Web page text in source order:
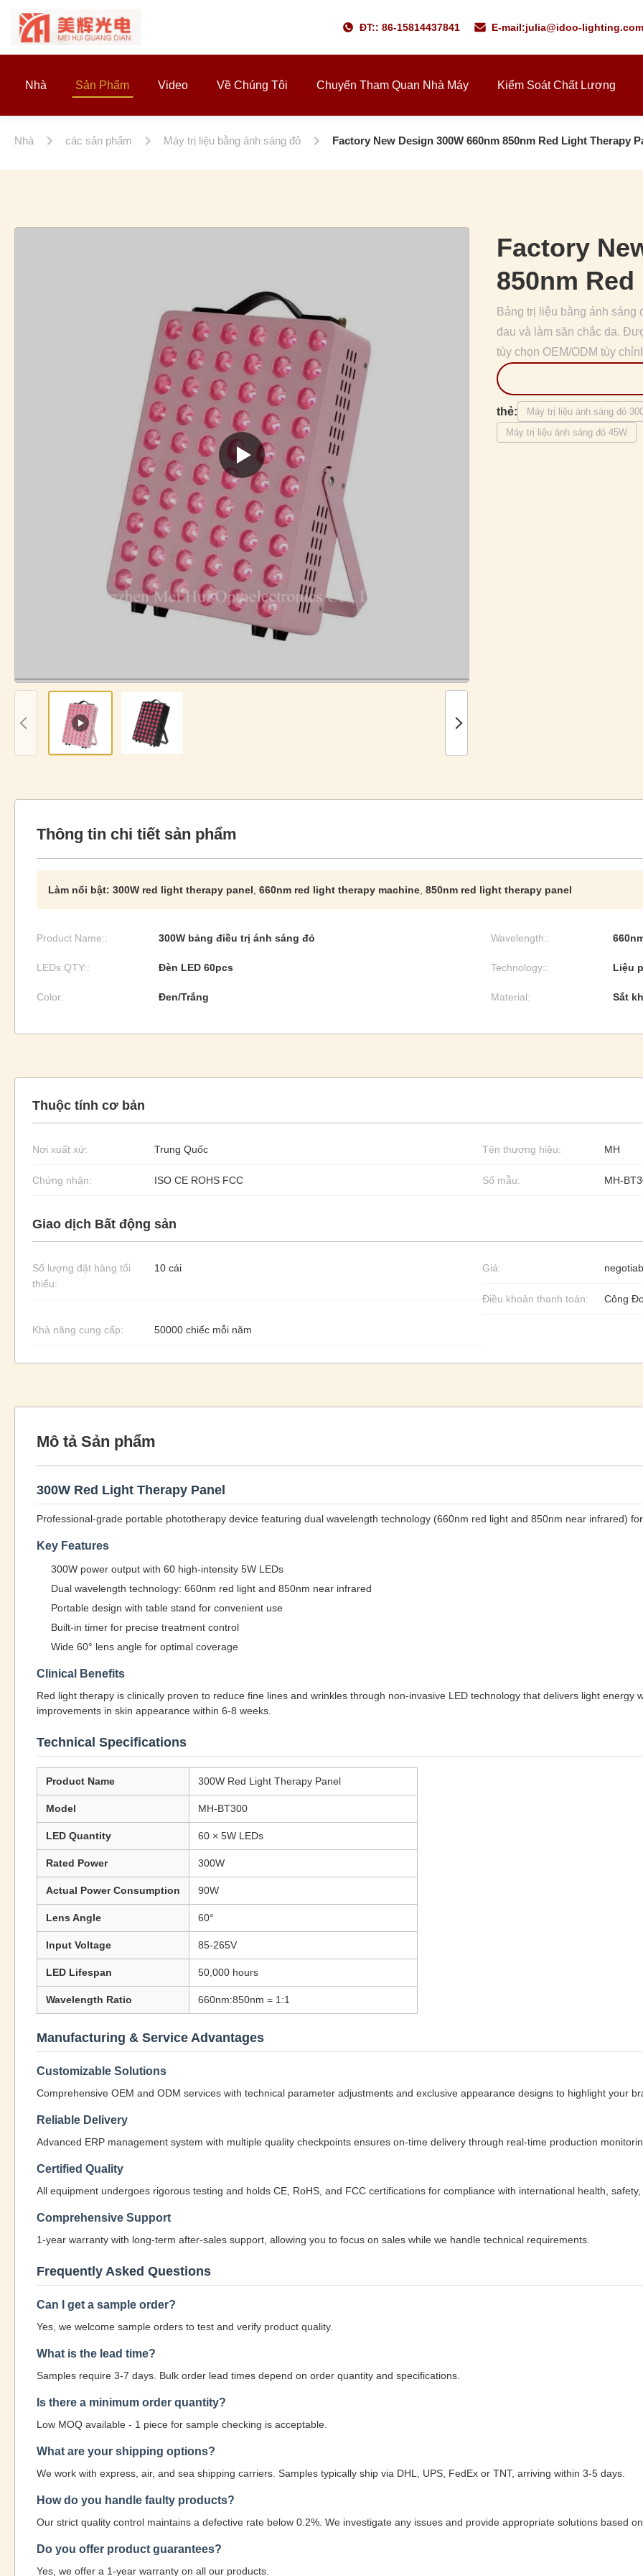
ĐT:: 86-15814437841 E-mail:julia@idoo-lighting.com
Nhà Sản Phẩm Video Về Chúng Tôi Chuyến Tham Quan Nhà Máy Kiểm Soát Chất Lượng
Nhà các sản phẩm Máy trị liệu bằng ánh sáng đỏ Factory New Design 300W 660nm 850nm Red Light Therapy
Factory
850nm
Bảng trị liệu bằng ánh
đau và làm săn chắc da.
tùy chọn OEM/ODM tùy
thẻ: Máy trị liệu ánh sáng đỏ
Máy trị liệu ánh sáng đỏ 45W
Thông tin chi tiết sản phẩm
Làm nổi bật: 300W red light therapy panel 660nm red light therapy machine 850nm red light therapy panel
Product Name:: 300W bảng điều trị ánh sáng đỏ Wavelength::
LEDs QTY:: Đèn LED 60pcs Technology:: Liệu
Color: Đen/Trắng Material: Sắt
Thuộc tính cơ bản
Nơi xuất xứ: Trung Quốc Tên thương hiệu: MH
Chứng nhận: ISO CE ROHS FCC Số mẫu: MH-
Giao dịch Bất động sản
Số lượng đặt hàng tối
thiểu:
10 cái Giá:
Điều khoản thanh toán: Công
Khả năng cung cấp: 50000 chiếc mỗi năm
Mô tả Sản phẩm
300W Red Light Therapy Panel
Professional-grade portable phototherapy device featuring dual wavelength technology (660nm red light and 850nm near infrared)
Key Features
300W power output with 60 high-intensity 5W LEDs
Dual wavelength technology: 660nm red light and 850nm near infrared
Portable design with table stand for convenient use
Built-in timer for precise treatment control
Wide 60° lens angle for optimal coverage
Clinical Benefits
Red light therapy is clinically proven to reduce fine lines and wrinkles through non-invasive LED technology that delivers light energy
improvements in skin appearance within 6-8 weeks.
Technical Specifications
Product Name 300W Red Light Therapy Panel
Model MH-BT300
LED Quantity 60 × 5W LEDs
Rated Power 300W
Actual Power Consumption 90W
Lens Angle 60°
Input Voltage 85-265V
LED Lifespan 50,000 hours
Wavelength Ratio 660nm:850nm = 1:1
Manufacturing & Service Advantages
Customizable Solutions
Comprehensive OEM and ODM services with technical parameter adjustments and exclusive appearance designs to highlight your
Reliable Delivery
Advanced ERP management system with multiple quality checkpoints ensures on-time delivery through real-time production
Certified Quality
All equipment undergoes rigorous testing and holds CE, RoHS, and FCC certifications for compliance with international health,
Comprehensive Support
1-year warranty with long-term after-sales support, allowing you to focus on sales while we handle technical requirements.
Frequently Asked Questions
Can I get a sample order?
Yes, we welcome sample orders to test and verify product quality.
What is the lead time?
Samples require 3-7 days. Bulk order lead times depend on order quantity and specifications.
Is there a minimum order quantity?
Low MOQ available - 1 piece for sample checking is acceptable.
What are your shipping options?
We work with express, air, and sea shipping carriers. Samples typically ship via DHL, UPS, FedEx or TNT, arriving within 3-5 days.
How do you handle faulty products?
Our strict quality control maintains a defective rate below 0.2%. We investigate any issues and provide appropriate solutions based
Do you offer product guarantees?
Yes, we offer a 1-year warranty on all our products.